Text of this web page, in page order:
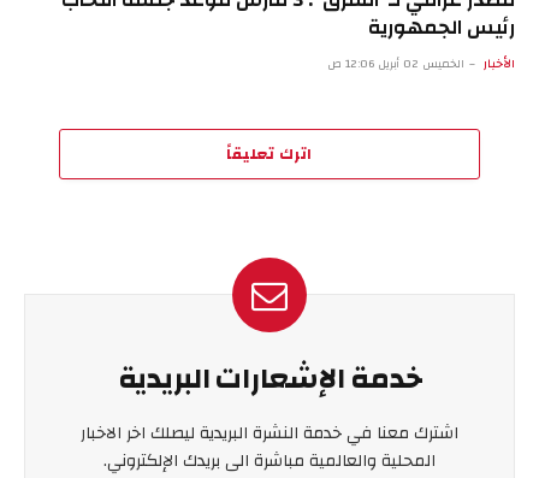
رئيس الجمهورية
الأخبار الخميس 02 أبريل 12:06 ص
اترك تعليقاً
خدمة الإشعارات البريدية
اشترك معنا في خدمة النشرة البريدية ليصلك اخر الاخبار
المحلية والعالمية مباشرة الى بريدك الإلكتروني.